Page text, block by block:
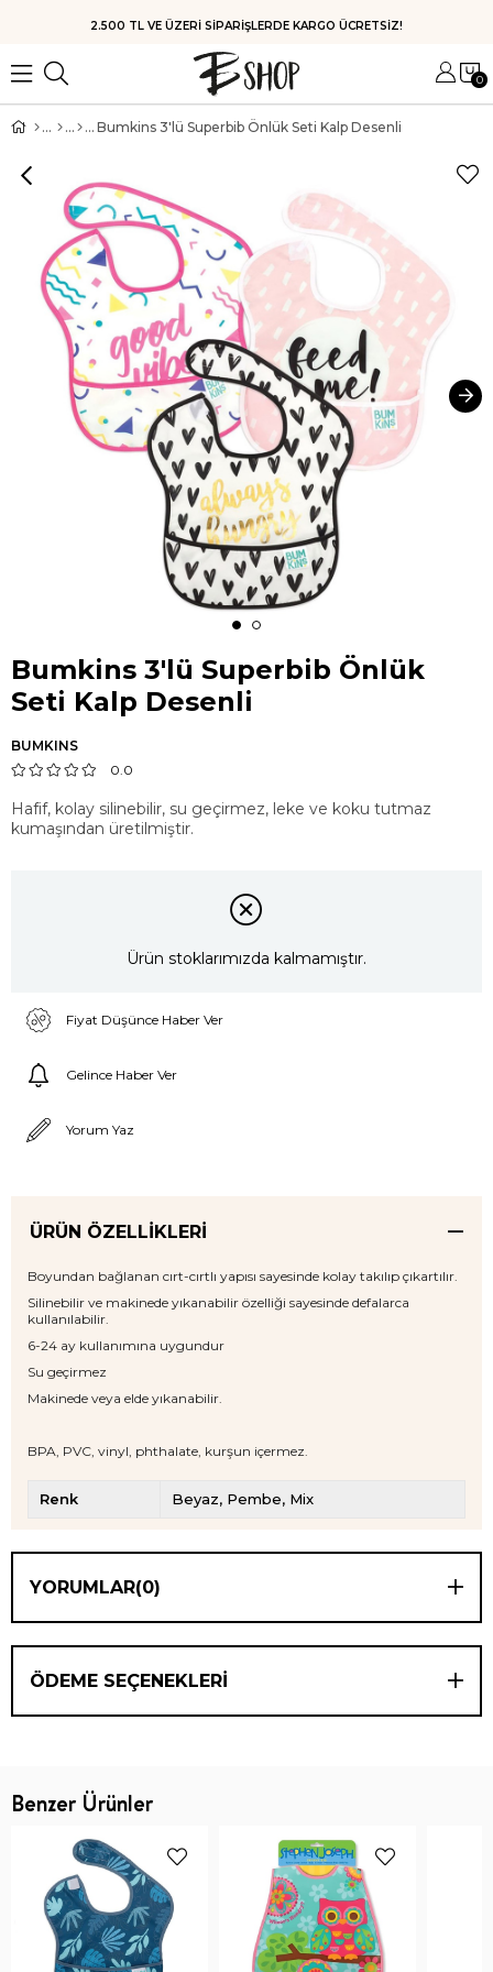
HIZLI KARGO
0
Bumkins 3'lü Superbib Önlük Seti Kalp Desenli
Bumkins 3'lü Superbib Önlük
Seti Kalp Desenli
BUMKINS
0.0
Hafif, kolay silinebilir, su geçirmez, leke ve koku tutmaz
kumaşından üretilmiştir.
Ürün stoklarımızda kalmamıştır.
Fiyat Düşünce Haber Ver
Gelince Haber Ver
Yorum Yaz
ÜRÜN ÖZELLIKLERI
Boyundan bağlanan cırt-cırtlı yapısı sayesinde kolay takılıp çıkartılır.
Silinebilir ve makinede yıkanabilir özelliği sayesinde defalarca
kullanılabilir.
6-24 ay kullanımına uygundur
Su geçirmez
Makinede veya elde yıkanabilir.
BPA, PVC, vinyl, phthalate, kurşun içermez.
Renk Beyaz Pembe Mix
YORUMLAR(0)
ÖDEME SEÇENEKLERI
Benzer Ürünler